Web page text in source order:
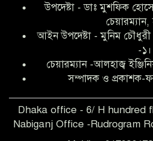
আব্দুল হক
শিকড় ছুঁই
সিলেট রেঞ্জের
নবীগঞ্জ
‎নবীগঞ্জে এক
উপদেষ্টা - ডাঃ মুশফিক
চেয়ারম্যান,
আইন উপদেষ্টা - মুনিম
-১।
চেয়ারম্যান -আলহাজ্ব
সম্পাদক ও প্রকাশক-
Dhaka office - 6/ H hundred
Nabiganj Office -Rudrogram